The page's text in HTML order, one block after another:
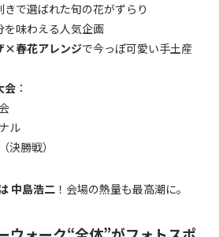
きで選ばれた旬の花がずらり
を味わえる人気企画
×春花アレンジで今っぽ可愛い手土産
会 ：
ル
決勝戦）
中島浩二 ！会場の熱量も最高潮に。